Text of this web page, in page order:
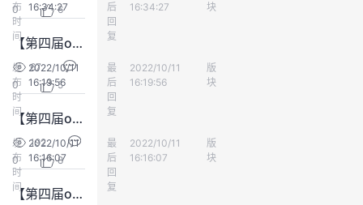
布
时
间
16:34:27
后
回
复
16:34:27
块
0
6
【第四届openGauss征文活动参赛作品】Ansible自动化部署安装openGauss3.1企业版单机
发
布
时
间
2022/10/11
16:19:56
最
后
回
复
Gauss松鼠会
2022/10/11
16:19:56
版
块
67
0
5
【第四届openGauss征文活动参赛作品】openGauss的管理与维护（上）
发
布
时
间
2022/10/11
16:16:07
最
后
回
复
Gauss松鼠会
2022/10/11
16:16:07
版
块
192
0
8
【第四届openGauss征文活动参赛作品】奇思妙想——通过Go语言自制安装openGauss二进制程序